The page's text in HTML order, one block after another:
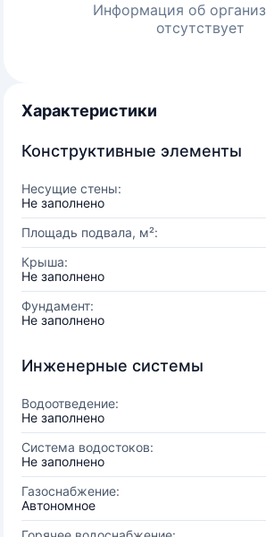
Информация об
отсутствует
Характеристики
Конструктивные элементы
Несущие стены:
Не заполнено
Площадь подвала, м²:
Крыша:
Не заполнено
Фундамент:
Не заполнено
Инженерные системы
Водоотведение:
Не заполнено
Система водостоков:
Не заполнено
Газоснабжение:
Автономное